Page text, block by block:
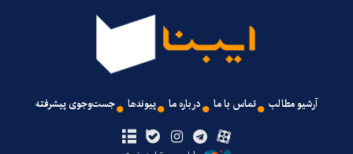
آرشیو مطالب تماس با ما درباره ما پیوندها جست‌وجوی پیشرفته